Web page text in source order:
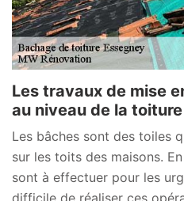
Les travaux de mise
au niveau de la toiture
Les bâches sont des toiles
sur les toits des maisons.
sont à effectuer pour les
difficile de réaliser ces